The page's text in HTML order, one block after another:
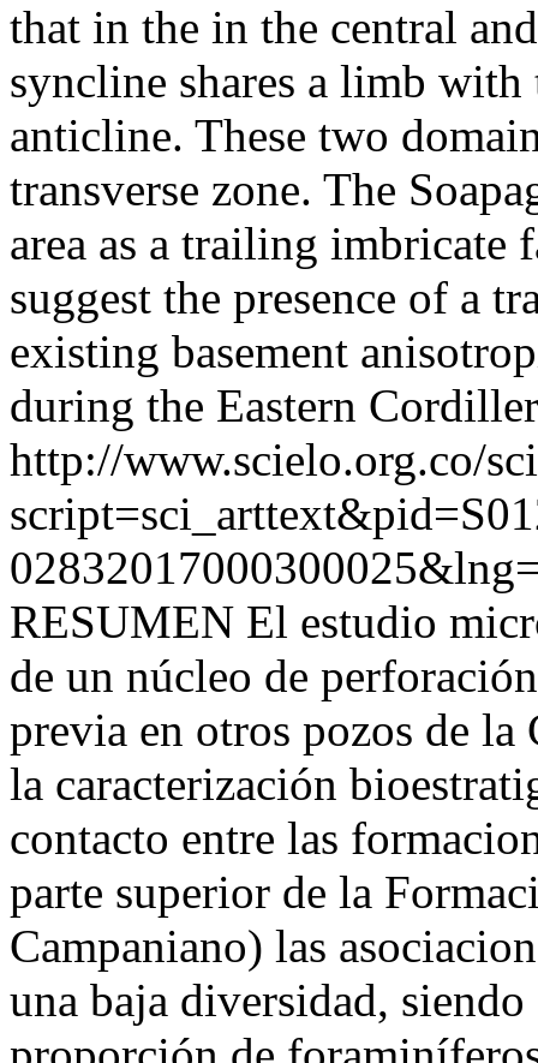
that in the in the central
syncline shares a limb
anticline. These two
transverse zone. The
area as a trailing imbricate
suggest the presence of a
existing basement
during the Eastern
http://www.scielo.org.co/
RESUMEN El estudio
de un núcleo de
previa en otros pozos de
la caracterización
contacto entre las
parte superior de la
Campaniano) las
una baja diversidad,